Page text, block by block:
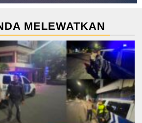
MELEWATKAN